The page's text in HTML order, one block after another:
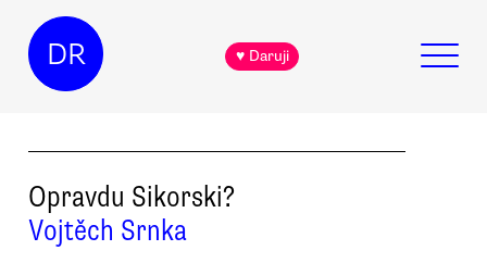
DR ♥ Daruji
Opravdu Sikorski?
Vojtěch Srnka